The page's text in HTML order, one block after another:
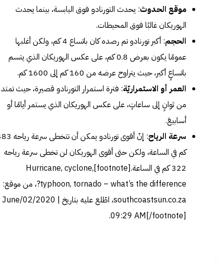
موقع الحدوث: يحدث التورنادو فوق اليابسة، بينما يحدث
الهوريكان غالبًا فوق المحيطات.
الحجم
: أكبر تورنادو تم رصده كان باتساع 4 كم، ولكن أغلبها
عمومًا يكون بعرض 0.8 كم، على عكس الهوريكان الذي يتسم
باتساعٍ أكبر، حيث يتراوح عرضه من 160 كم إلى 1600 كم.
العمر أو الاستمراريّة: فترة استمرار التورنادو قصيرة، حيث تمتد
من ثوانٍ إلى ساعاتٍ، على عكس الهوريكان الذي يستمر أيامًا أو
أسابيعَ.
سرعة الرياح
: إنّ أقوى تورنادو يمكن أن
كم في الساعة، ولكن حتى أقوى الهوريكان لن تخطى سرعة رياحه
322 كم في الساعة.[footnote]
Hurricane, cyclone,
typhoon, tornado – what’s the difference? ، من موقع:
southcoastsun.co.za، اطّلع عليه بتاريخ June/02/2020 |
09:29 AM[/footnote].